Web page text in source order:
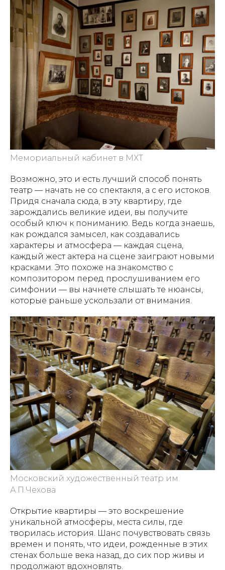
Мемориальный кабинет в МХТ
Возможно, это и есть лучший способ понять
театр — начать не со спектакля, а с его истоков.
Придя сначала сюда, в эту квартиру, где
зарождались великие идеи, вы получите
особый ключ к пониманию. Ведь когда знаешь,
как рождался замысел, как создавались
характеры и атмосфера — каждая сцена,
каждый жест актера на сцене заиграют новыми
красками. Это похоже на знакомство с
композитором перед прослушиванием его
симфонии — вы начнете слышать те нюансы,
которые раньше ускользали от внимания.
Московский художественный театр им.
А.П.Чехова
Открытие квартиры — это воскрешение
уникальной атмосферы, места силы, где
творилась история. Шанс почувствовать связь
времен и понять, что идеи, рожденные в этих
стенах больше века назад, до сих пор живы и
продолжают вдохновлять.